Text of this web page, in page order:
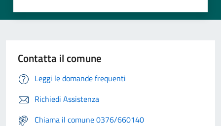
Contatta il comune
Leggi le domande frequenti
Richiedi Assistenza
Chiama il comune 0376/660140